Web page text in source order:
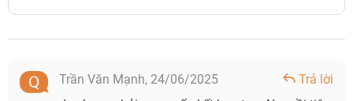
Trần Văn Mạnh, 24/06/2025
Trả lời